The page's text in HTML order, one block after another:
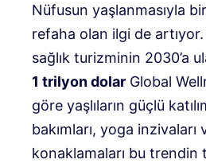
Nüfusun yaşlanmasıyla
refaha olan ilgi de artıyor.
sağlık turizminin 2030’a
1 trilyon dolar Global
göre yaşlıların güçlü
bakımları, yoga inzivaları
konaklamaları bu trendin